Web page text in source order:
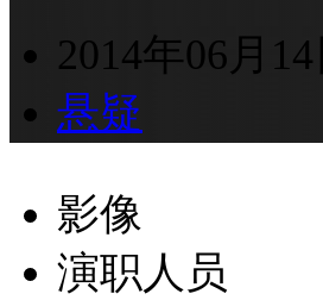
2014年06月
悬疑
影像
演职人员